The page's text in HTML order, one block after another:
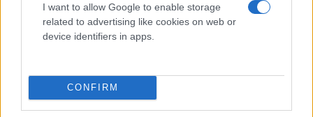
I want to allow Google to enable storage
related to advertising like cookies on web or
device identifiers in apps.
CONFIRM
Μόσχα θα συνεχίσει να σέβεται την απαγόρευση
και θα συνεχίσει τις πυρηνικές δοκιμές μόνο εάν το
Ο Ριάμπκοφ είπε την Τετάρτη ότι το ρωσικό
υπουργείο Εξωτερικών έλαβε προτάσεις των ΗΠΑ